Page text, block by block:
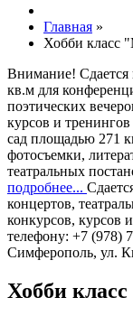
Главная »
Хобби класс
Внимание! Сдается
кв.м для
поэтических
курсов и тренингов
сад площадью 271
фотосъемки,
театральных
подробнее...
концертов,
конкурсов, курсов
телефону: +7 (978)
Симферополь, ул.
Хобби